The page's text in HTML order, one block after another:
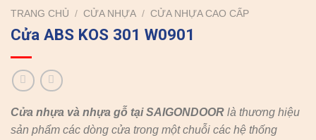
TRANG CHỦ / CỬA NHỰA / CỬA NHỰA CAO CẤP
Cửa ABS KOS 301 W0901
Cửa nhựa và nhựa gỗ tại SAIGONDOOR là thương hiệu
sản phẩm các dòng cửa trong một chuỗi các hệ thống